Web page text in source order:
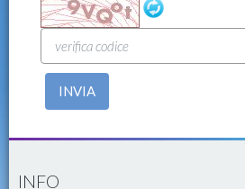
INVIA
INFO